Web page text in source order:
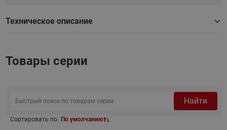
Техническое описание
Товары серии
Найти
Сортировать по: По умолчанию